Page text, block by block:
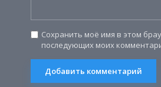
Сохранить моё имя в этом
последующих моих